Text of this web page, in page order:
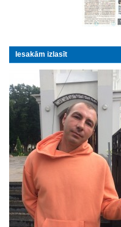
Iesakām izlasīt